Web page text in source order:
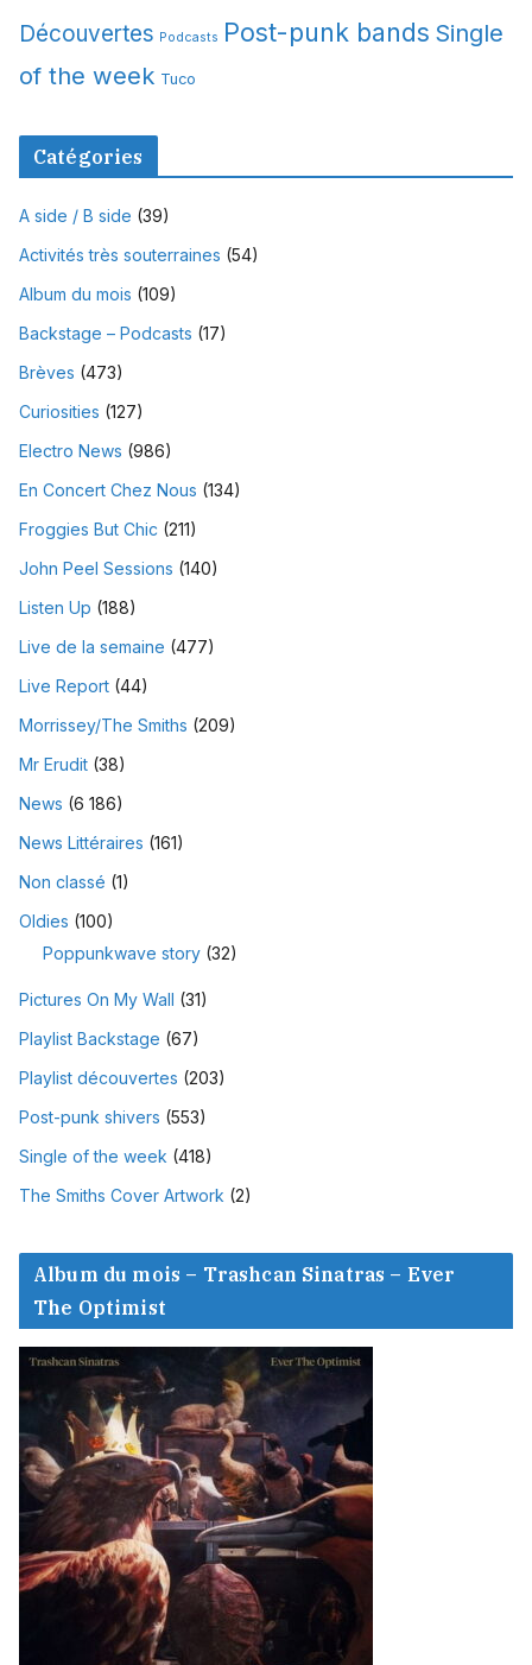
Découvertes Podcasts Post-punk bands Single
of the week Tuco
Catégories
A side / B side (39)
Activités très souterraines (54)
Album du mois (109)
Backstage – Podcasts (17)
Brèves (473)
Curiosities (127)
Electro News (986)
En Concert Chez Nous (134)
Froggies But Chic (211)
John Peel Sessions (140)
Listen Up (188)
Live de la semaine (477)
Live Report (44)
Morrissey/The Smiths (209)
Mr Erudit (38)
News (6 186)
News Littéraires (161)
Non classé (1)
Oldies (100)
Poppunkwave story (32)
Pictures On My Wall (31)
Playlist Backstage (67)
Playlist découvertes (203)
Post-punk shivers (553)
Single of the week (418)
The Smiths Cover Artwork (2)
Album du mois – Trashcan Sinatras – Ever
The Optimist